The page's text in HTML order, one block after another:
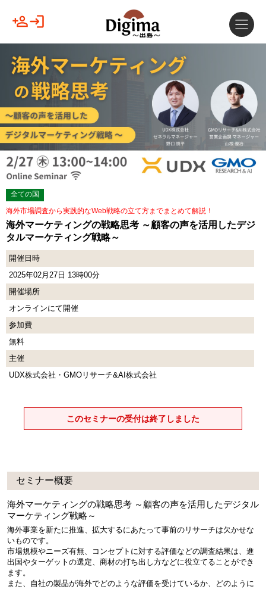
全ての国
海外市場調査から実践的なWeb戦略の立て方までまとめて解説！
海外マーケティングの戦略思考 ～顧客の声を活用したデジ
タルマーケティング戦略～
開催日時
2025年02月27日 13時00分
開催場所
オンラインにて開催
参加費
無料
主催
UDX株式会社・GMOリサーチ&AI株式会社
このセミナーの受付は終了しました
セミナー概要
海外マーケティングの戦略思考 ～顧客の声を活用したデジタル
マーケティング戦略～
海外事業を新たに推進、拡大するにあたって事前のリサーチは欠かせな
いものです。
市場規模やニーズ有無、コンセプトに対する評価などの調査結果は、進
出国やターゲットの選定、商材の打ち出し方などに役立てることができ
ます。
また、自社の製品が海外でどのような評価を受けているか、どのように